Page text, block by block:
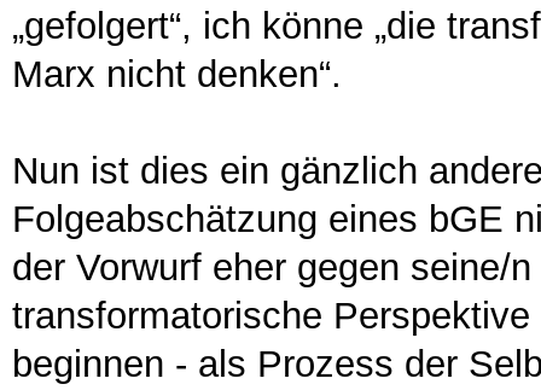
„gefolgert“, ich könne „die
Marx nicht denken“.
Nun ist dies ein gänzlich
Folgeabschätzung eines bGE
der Vorwurf eher gegen seine/
transformatorische
beginnen - als Prozess der